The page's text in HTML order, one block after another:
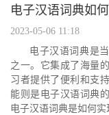
电子汉语词典如
2023-05-06 11:18
电子汉语词典是
之一。它集成了海量
习者提供了便利和支
能则是电子汉语词典
电子汉语词典是如何实